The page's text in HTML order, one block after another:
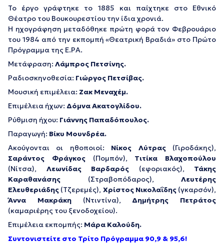
Το έργο γράφτηκε το 1885 και παίχτηκε στο Εθνικό
Θέατρο του Βουκουρεστίου την ίδια χρονιά.
Η ηχογράφηση μεταδόθηκε πρώτη φορά τον Φεβρουάριο
του 1984 από την εκπομπή «Θεατρική Βραδιά» στο Πρώτο
Πρόγραμμα της Ε.ΡΑ.
Μετάφραση: Λάμπρος Πετσίνης.
Ραδιοσκηνοθεσία: Γιώργος Πετσίβας.
Μουσική επιμέλεια: Ζακ Μεναχέμ.
Επιμέλεια ήχων: Δόμνα Ακατογλίδου.
Ρύθμιση ήχου: Γιάννης Παπαδόπουλος.
Παραγωγή: Βίκυ Μουνδρέα.
Ακούγονται οι ηθοποιοί: Νίκος Λύτρας(Γιροδάκης),
Σαράντος Φράγκος(Πομπόν), Τιτίκα Βλαχοπούλου
(Νίτσα), Λεωνίδας Βαρδαρός (εφοριακός), Τάκης
Καραθανάσης (Στραβοπόδαρος), Λευτέρης
Ελευθεριάδης (Τζερεμές), Χρίστος Νικολαΐδης(γκαρσόν),
Άννα Μακράκη(Ντιντίνα), Δημήτρης Πετράτος
(καμαριέρης του ξενοδοχείου).
Επιμέλεια εκπομπής: Μάρα Καλούδη.
Συντονιστείτε στο Τρίτο Πρόγραμμα 90,9 & 95,6!